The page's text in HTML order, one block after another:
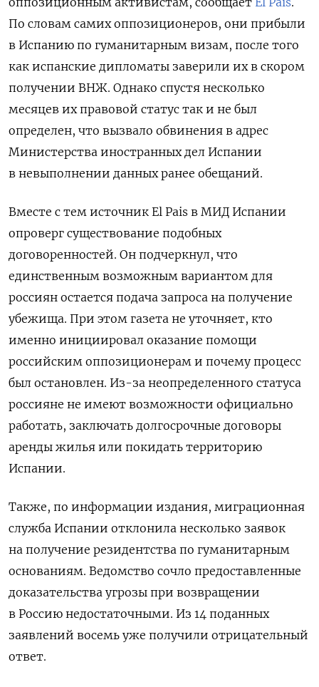
По словам самих оппозиционеров, они прибыли
в Испанию по гуманитарным визам, после того
как испанские дипломаты заверили их в скором
получении ВНЖ. Однако спустя несколько
месяцев их правовой статус так и не был
определен, что вызвало обвинения в адрес
Министерства иностранных дел Испании
в невыполнении данных ранее обещаний.
Вместе с тем источник El Pais в МИД Испании
опроверг существование подобных
договоренностей. Он подчеркнул, что
единственным возможным вариантом для
россиян остается подача запроса на получение
убежища. При этом газета не уточняет, кто
именно инициировал оказание помощи
российским оппозиционерам и почему процесс
был остановлен. Из-за неопределенного статуса
россияне не имеют возможности официально
работать, заключать долгосрочные договоры
аренды жилья или покидать территорию
Испании.
Также, по информации издания, миграционная
служба Испании отклонила несколько заявок
на получение резидентства по гуманитарным
основаниям. Ведомство сочло предоставленные
доказательства угрозы при возвращении
в Россию недостаточными. Из 14 поданных
заявлений восемь уже получили отрицательный
ответ.